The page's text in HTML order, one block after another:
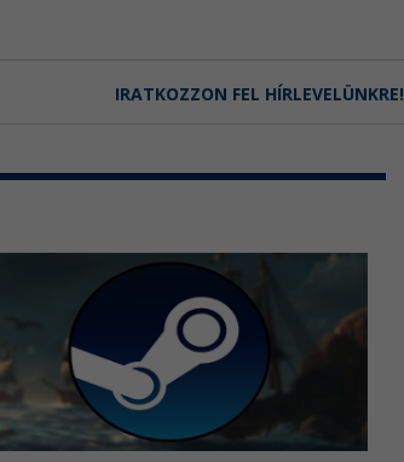
IRATKOZZON FEL HÍRLEVELÜNKRE!